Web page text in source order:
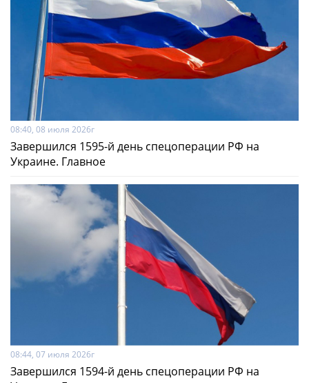
08:40, 08 июля 2026г
Завершился 1595-й день спецоперации РФ на
Украине. Главное
08:44, 07 июля 2026г
Завершился 1594-й день спецоперации РФ на